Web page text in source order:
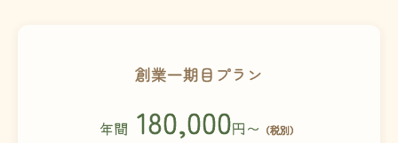
創業一期目プラン
年間 180,000円〜 （税別）